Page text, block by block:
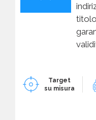
Target
su misura